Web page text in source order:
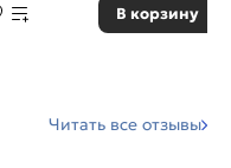
В корзину
Читать все отзывы